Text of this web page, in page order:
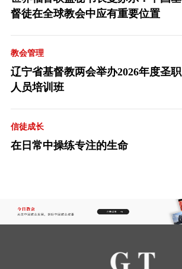
督徒在全球教会中应有重要位置
教会管理
辽宁省基督教两会举办2026年度圣职
人员培训班
信徒成长
在日常中操练专注的生命